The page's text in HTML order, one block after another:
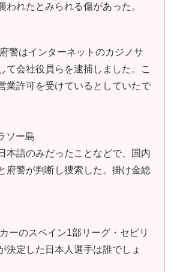
われたとみられる傷があった。
警はインターネットのカジノサ
て会社役員らを逮捕しました。こ
業許可を受けているとしていたで
ソー島
本語のみだったことなどで、国内
府警が判断し捜索した。掛け金総
ーのスペイン1部リーグ・セビリ
決定した日本人選手は誰でしょ